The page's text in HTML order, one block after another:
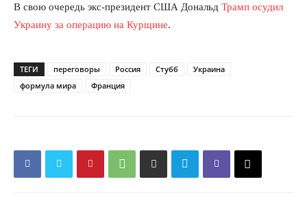
В свою очередь экс-президент США Дональд Трамп осудил
Украину за операцию на Курщине.
ТЕГИ переговоры Россия Стубб
Украина
формула мира
Франция